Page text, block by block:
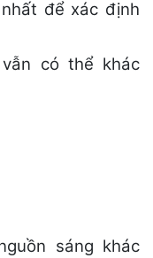
để xác định
có thể khác
sáng khác